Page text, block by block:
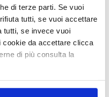
di terze parti. Se vuoi
tutti, se vuoi accettare
tutti, se invece vuoi
cookie da accettare clicca
di più consulta la
RICARICA A
DI TITANIO E